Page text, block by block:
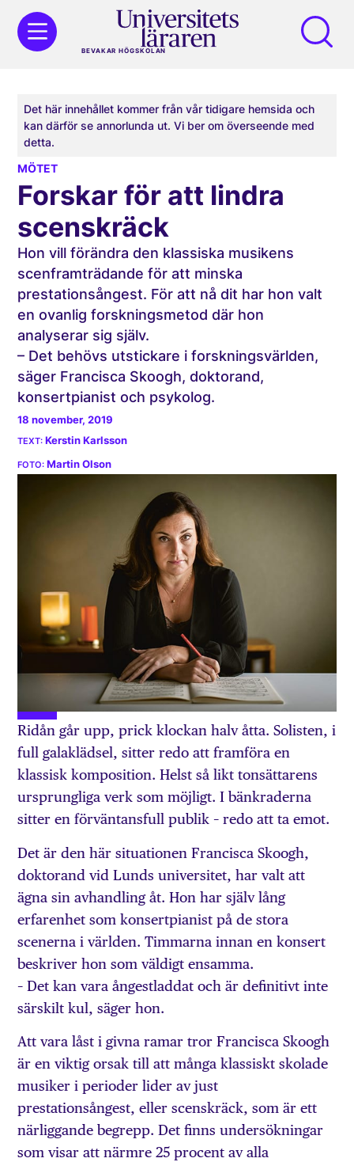
BEVAKAR HÖGSKOLAN
Det här innehållet kommer från vår tidigare hemsida och
kan därför se annorlunda ut. Vi ber om överseende med
detta.
MÖTET
Forskar för att lindra
scenskräck
Hon vill förändra den klassiska musikens
scenframträdande för att minska
prestationsångest. För att nå dit har hon valt
en ovanlig forskningsmetod där hon
analyserar sig själv.
– Det behövs utstickare i forskningsvärlden,
säger Francisca Skoogh, doktorand,
konsertpianist och psykolog.
18 november, 2019
Kerstin Karlsson
Martin Olson
Ridån går upp, prick klockan halv åtta. Solisten, i
full galaklädsel, sitter redo att framföra en
klassisk komposition. Helst så likt tonsättarens
ursprungliga verk som möjligt. I bänkraderna
sitter en förväntansfull publik – redo att ta emot.
Det är den här situationen Francisca Skoogh,
doktorand vid Lunds universitet, har valt att
ägna sin avhandling åt. Hon har själv lång
erfarenhet som konsertpianist på de stora
scenerna i världen. Timmarna innan en konsert
beskriver hon som väldigt ensamma.
– Det kan vara ångestladdat och är definitivt inte
särskilt kul, säger hon.
Att vara låst i givna ramar tror Francisca Skoogh
är en viktig orsak till att många klassiskt skolade
musiker i perioder lider av just
prestationsångest, eller scenskräck, som är ett
närliggande begrepp. Det finns undersökningar
som visar att närmre 25 procent av alla